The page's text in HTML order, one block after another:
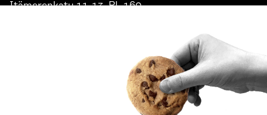
Itämerenkatu 11-13, PL 160,